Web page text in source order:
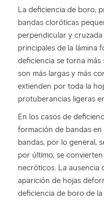
La deficiencia de boro,
bandas cloróticas
perpendicular y
principales de la lámina
deficiencia se torna más
son más largas y más
extienden por toda la
protuberancias ligeras
En los casos de
formación de bandas en
bandas, por lo general,
por último, se
necróticos. La ausencia
aparición de hojas
deficiencia de boro de